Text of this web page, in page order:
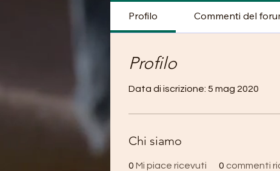
Profilo Commenti del
Profilo
Data di iscrizione: 5 mag 2020
Chi siamo
0 Mi piace ricevuti 0 commenti